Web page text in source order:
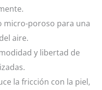
micro-poroso para una
aire.
y libertad de
la fricción con la piel,